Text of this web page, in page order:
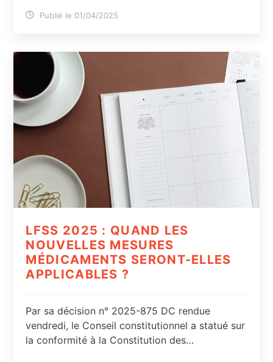
Publié le 01/04/2025
LFSS 2025 : QUAND LES
NOUVELLES MESURES
MÉDICAMENTS SERONT-ELLES
APPLICABLES ?
Par sa décision n° 2025-875 DC rendue
vendredi, le Conseil constitutionnel a statué sur
la conformité à la Constitution des…